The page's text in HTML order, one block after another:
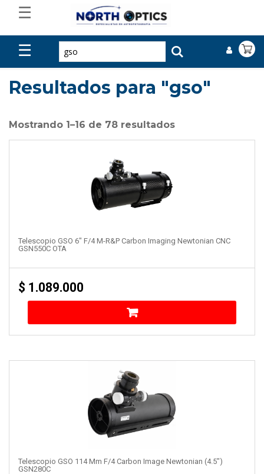
☰
☰
Resultados para "gso"
Mostrando 1–16 de 78 resultados
Telescopio GSO 6″ F/4 M-R&P Carbon Imaging Newtonian CNC
GSN550C OTA
$ 1.089.000
Telescopio GSO 114 Mm F/4 Carbon Image Newtonian (4.5″)
GSN280C